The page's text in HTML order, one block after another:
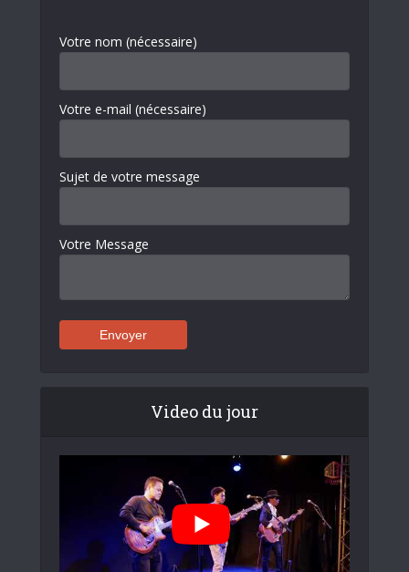
Votre nom (nécessaire)
Votre e-mail (nécessaire)
Sujet de votre message
Votre Message
Video du jour